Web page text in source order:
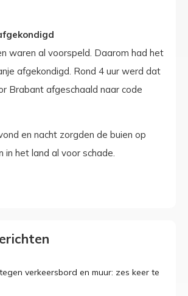
waren al voorspeld. Daarom had het
afgekondigd. Rond 4 uur werd dat
Brabant afgeschaald naar code
en nacht zorgden de buien op
in het land al voor schade.
verkeersbord en muur: zes keer te